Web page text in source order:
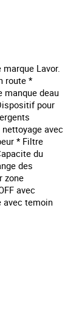
marque Lavor.
route *
manque deau
pour
avec
* Filtre
du
des
zone
avec
avec temoin